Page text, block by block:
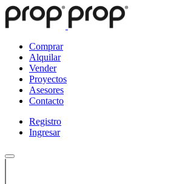
Comprar
Alquilar
Vender
Proyectos
Asesores
Contacto
Registro
Ingresar